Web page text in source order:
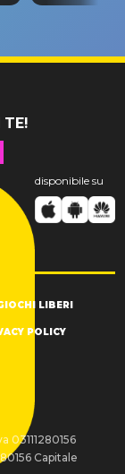
fino alla
TE!
disponibile su
LIBERI
POLICY
03111280156
Capitale